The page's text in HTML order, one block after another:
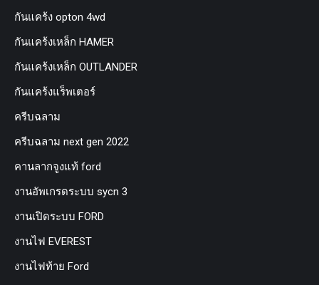
กันแคร้ง opton 4wd
กันแคร้งเหล็ก HAMER
กันแคร้งเหล็ก OUTLANDER
กันแคร้งแร็พเตอร์
ครีบฉลาม
ครีบฉลาม next gen 2022
คานลากจูงแท้ ford
งานอัพเกรดระบบ sycn 3
งานเปิดระบบ FORD
งานไฟ EVEREST
งานไฟท้าย Ford